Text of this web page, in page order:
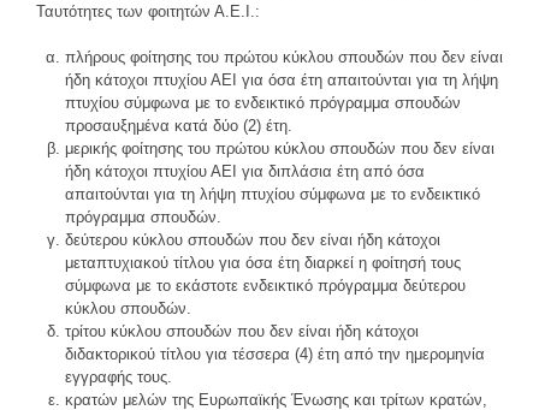
Ταυτότητες των φοιτητών Α.Ε.Ι.:
πλήρους φοίτησης του πρώτου κύκλου σπουδών που δεν είναι
ήδη κάτοχοι πτυχίου ΑΕΙ για όσα έτη απαιτούνται για τη λήψη
πτυχίου σύμφωνα με το ενδεικτικό πρόγραμμα σπουδών
προσαυξημένα κατά δύο (2) έτη.
μερικής φοίτησης του πρώτου κύκλου σπουδών που δεν είναι
ήδη κάτοχοι πτυχίου ΑΕΙ για διπλάσια έτη από όσα
απαιτούνται για τη λήψη πτυχίου σύμφωνα με το ενδεικτικό
πρόγραμμα σπουδών.
δεύτερου κύκλου σπουδών που δεν είναι ήδη κάτοχοι
μεταπτυχιακού τίτλου για όσα έτη διαρκεί η φοίτησή τους
σύμφωνα με το εκάστοτε ενδεικτικό πρόγραμμα δεύτερου
κύκλου σπουδών.
τρίτου κύκλου σπουδών που δεν είναι ήδη κάτοχοι
διδακτορικού τίτλου για τέσσερα (4) έτη από την ημερομηνία
εγγραφής τους.
κρατών μελών της Ευρωπαϊκής Ένωσης και τρίτων κρατών,